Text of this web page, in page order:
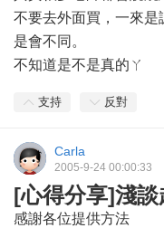
不要去外面買，一來
是會不同。
不知道是不是真的ㄚ
支持 反對
Carla
2005-9-24 00:00:33
[心得分享]淺
感謝各位提供方法